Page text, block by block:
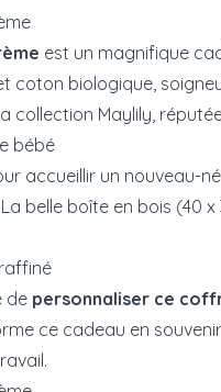
est un magnifique
coton biologique,
collection Maylily,
bébé
accueillir un nouveau-
belle boîte en bois
de personnaliser ce
ce cadeau en